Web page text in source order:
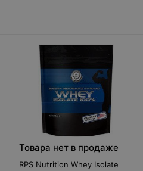
Товара нет в продаже
RPS Nutrition Whey Isolate